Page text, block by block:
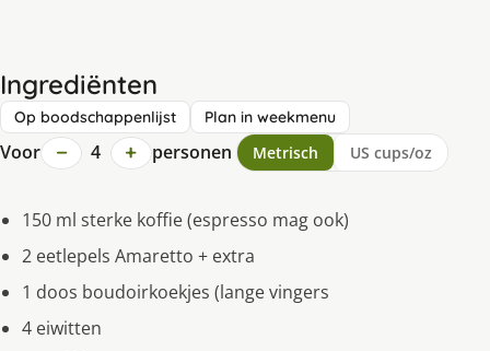
Ingrediënten
Op boodschappenlijst Plan in weekmenu
Voor − 4 + personen Metrisch US cups/oz
150 ml sterke koffie (espresso mag ook)
2 eetlepels Amaretto + extra
1 doos boudoirkoekjes (lange vingers
4 eiwitten